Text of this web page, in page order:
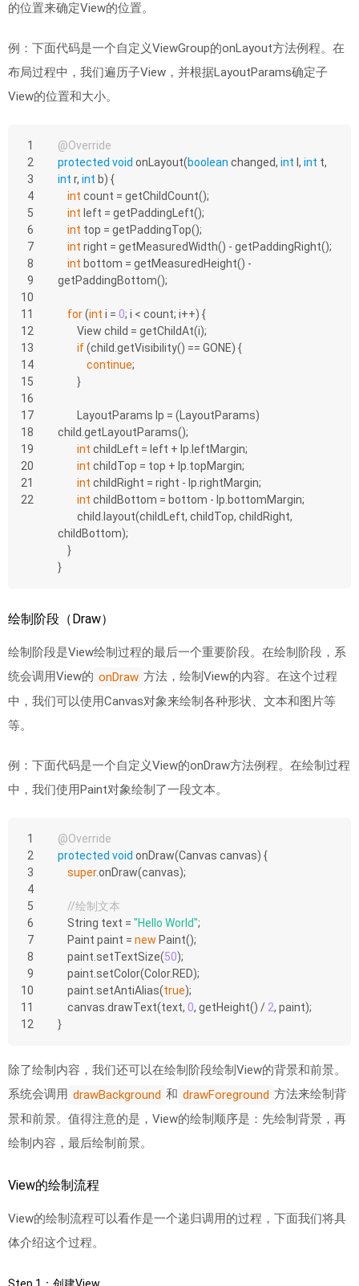
的位置来确定View的位置。
例：下面代码是一个自定义ViewGroup的onLayout方法例程。在
布局过程中，我们遍历子View，并根据LayoutParams确定子
View的位置和大小。
1
2
3
4
5
6
7
8
9
10
11
12
13
14
15
16
17
18
19
20
21
22
@Override
protected void onLayout(boolean changed, int l, int
int r, int b) {
int count = getChildCount();
int left = getPaddingLeft();
int top = getPaddingTop();
int right = getMeasuredWidth() - getPaddingRight();
int bottom = getMeasuredHeight() -
getPaddingBottom();
for (int i = 0; i < count; i++) {
        View child = getChildAt(i);
if (child.getVisibility() == GONE) {
continue;
        }
child.getLayoutParams();
int childLeft = left + lp.leftMargin;
int childTop = top + lp.topMargin;
int childRight = right - lp.rightMargin;
int childBottom = bottom - lp.bottomMargin;
childBottom);
    }
}
绘制阶段（Draw）
绘制阶段是View绘制过程的最后一个重要阶段。在绘制阶段，系
统会调用View的 onDraw 方法，绘制View的内容。在这个过程
中，我们可以使用Canvas对象来绘制各种形状、文本和图片等
等。
例：下面代码是一个自定义View的onDraw方法例程。在绘制过程
中，我们使用Paint对象绘制了一段文本。
1
2
3
4
5
6
7
8
9
10
11
12
@Override
protected void onDraw(Canvas canvas) {
super.onDraw(canvas);
//绘制文本
    String text =
"Hello World";
    Paint paint =
new Paint();
    paint.setTextSize(
50);
    paint.setColor(Color.RED);
    paint.setAntiAlias(
true);
    canvas.drawText(text,
0, getHeight() / 2, paint);
}
除了绘制内容，我们还可以在绘制阶段绘制View的背景和前景。
系统会调用 drawBackground 和 drawForeground 方法来绘制背
景和前景。值得注意的是，View的绘制顺序是：先绘制背景，再
绘制内容，最后绘制前景。
View的绘制流程
View的绘制流程可以看作是一个递归调用的过程，下面我们将具
体介绍这个过程。